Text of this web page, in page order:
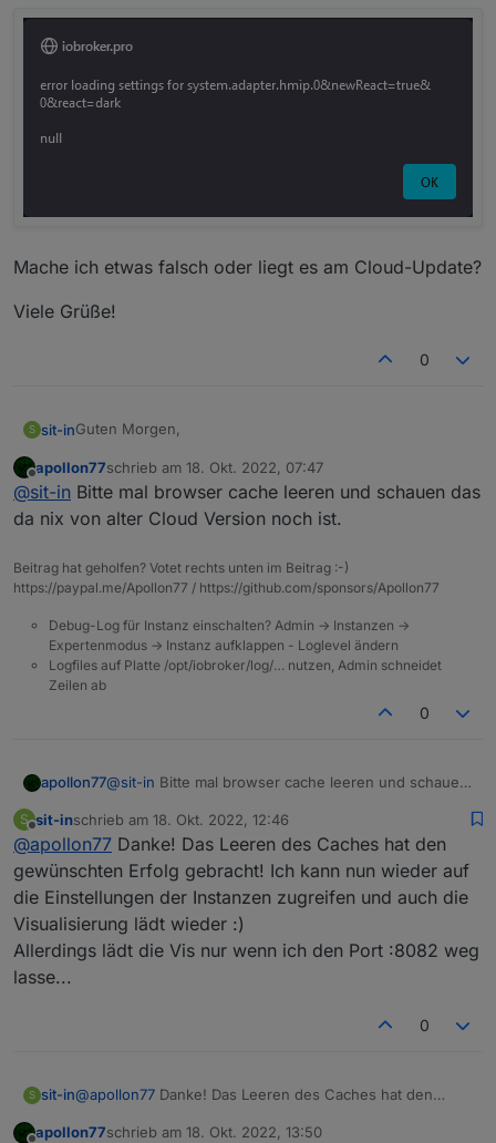
Mache ich etwas falsch oder liegt es am Cloud-Update?
Viele Grüße!
0
S sit-inGuten Morgen,
Bin neu hier in Eurem Forum :)
Ich war seit gut 2-3 Wochen nicht mehr über die Cloud
Einstellungen vieler Instanzen nicht mehr zugreifen kann
und auch die Vis läuft unter
iobroker.pro:8082
mehr.
Viele Grüße!
Offline
apollon77schrieb am 18. Okt. 2022, 07:47
zuletzt editiert von
@sit-in Bitte mal browser cache leeren und schauen das
da nix von alter Cloud Version noch ist.
Beitrag hat geholfen? Votet rechts unten im Beitrag :-)
https://paypal.me/Apollon77 / https://github.com/sponsors/Apollon77
Debug-Log für Instanz einschalten? Admin -> Instanzen ->
Expertenmodus -> Instanz aufklappen - Loglevel ändern
Logfiles auf Platte /opt/iobroker/log/… nutzen, Admin schneidet
Zeilen ab
0
apollon77@sit-in Bitte mal browser cache leeren und schauen
S
Offline
sit-inschrieb am 18. Okt. 2022, 12:46
zuletzt editiert von
@apollon77 Danke! Das Leeren des Caches hat den
gewünschten Erfolg gebracht! Ich kann nun wieder auf
die Einstellungen der Instanzen zugreifen und auch die
Visualisierung lädt wieder :)
Allerdings lädt die Vis nur wenn ich den Port :8082 weg
lasse...
0
S sit-in@apollon77 Danke! Das Leeren des Caches hat den
die Einstellungen der Instanzen zugreifen und auch die
apollon77schrieb am 18. Okt. 2022, 13:50